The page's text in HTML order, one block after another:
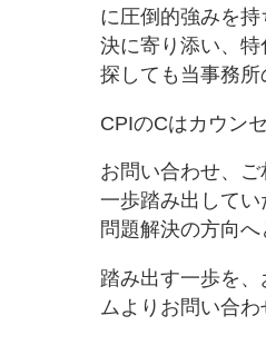
に圧倒的強みを
決に寄り添い、
探しても当事務所
CPIのCはカウン
お問い合わせ、ご
一歩踏み出してい
問題解決の方向へ
踏み出す一歩を
ムよりお問い合わ